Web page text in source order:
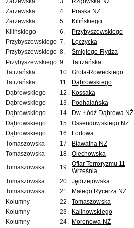
Zarzewska
4. Praska NŻ
Zarzewska
5. Kilińskiego
Kilińskiego
6. Przybyszewskiego
Przybyszewskiego 7. Łęczycka
Przybyszewskiego 8. Śmigłego-Rydza
Przybyszewskiego 9. Tatrzańska
Tatrzańska
10. Grota-Roweckiego
Tatrzańska
11. Dąbrowskiego
Dąbrowskiego
12. Kossaka
Dąbrowskiego
13. Podhalańska
Dąbrowskiego
14. Dw. Łódź Dąbrowa NŻ
Dąbrowskiego
15. Ossendowskiego NŻ
Dąbrowskiego
16. Lodowa
Tomaszowska
17. Bławatna NŻ
Tomaszowska
18. Olechowska
Tomaszowska
19. Ofiar Terroryzmu 11
Września
Tomaszowska 20. Jędrzejowska
Tomaszowska
21. Małego Rycerza NŻ
Kolumny
22. Tomaszowska
Kolumny
23. Kalinowskiego
Kolumny
24. Morenowa NŻ